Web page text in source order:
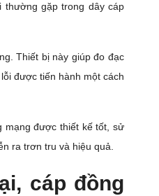
thường gặp trong dây cáp
Thiết bị này giúp đo đạc
được tiến hành một cách
mạng được thiết kế tốt, sử
ra trơn tru và hiệu quả.
cáp đồng